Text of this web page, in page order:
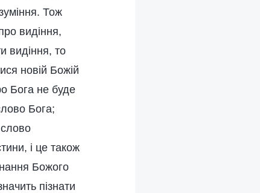
Тож
видіння,
видіння, то
новій Божій
Бога не буде
Бога;
і це також
Божого
пізнати